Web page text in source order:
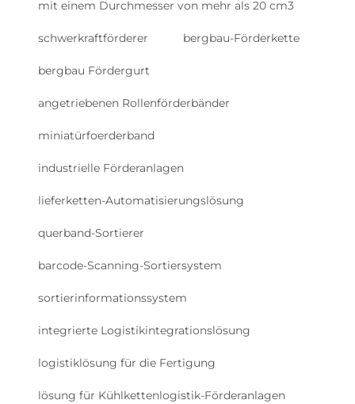
mit einem Durchmesser von mehr als 20 cm3
schwerkraftförderer bergbau-Förderkette
bergbau Fördergurt
angetriebenen Rollenförderbänder
miniatürfoerderband
industrielle Förderanlagen
lieferketten-Automatisierungslösung
querband-Sortierer
barcode-Scanning-Sortiersystem
sortierinformationssystem
integrierte Logistikintegrationslösung
logistiklösung für die Fertigung
lösung für Kühlkettenlogistik-Förderanlagen